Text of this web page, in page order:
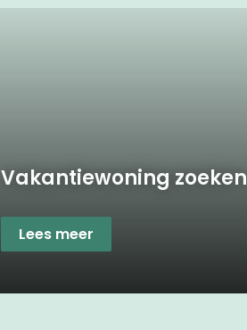
Vakantiewoning zoeken
Lees meer